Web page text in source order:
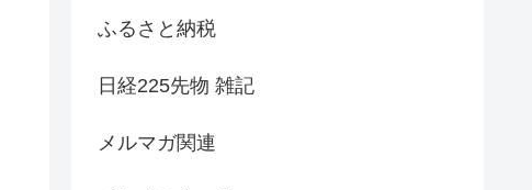
ふるさと納税
日経225先物 雑記
メルマガ関連